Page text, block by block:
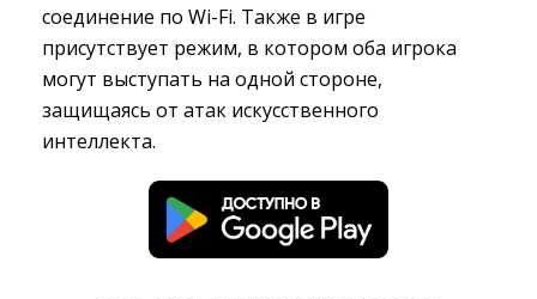
соединение по Wi-Fi. Также в игре
присутствует режим, в котором оба игрока
могут выступать на одной стороне,
защищаясь от атак искусственного
интеллекта.